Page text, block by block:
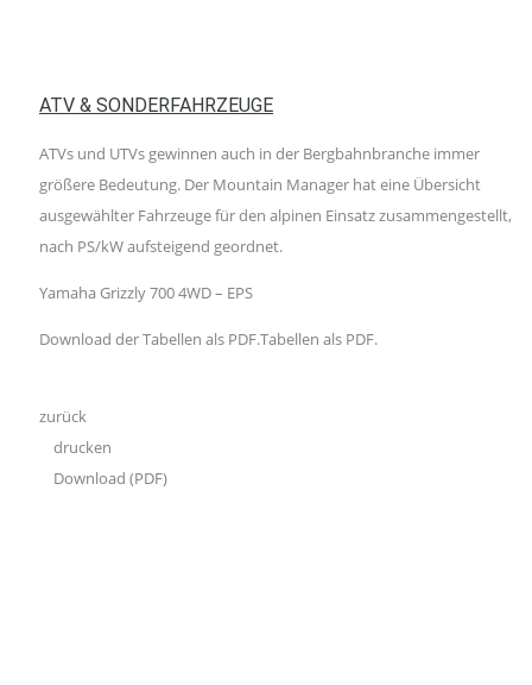
ATV & SONDERFAHRZEUGE
ATVs und UTVs gewinnen auch in der Bergbahnbranche immer
größere Bedeutung. Der Mountain Manager hat eine Übersicht
ausgewählter Fahrzeuge für den alpinen Einsatz zusammengestellt,
nach PS/kW aufsteigend geordnet.
Yamaha Grizzly 700 4WD – EPS
Download der Tabellen als PDF.Tabellen als PDF.
zurück
drucken
Download (PDF)